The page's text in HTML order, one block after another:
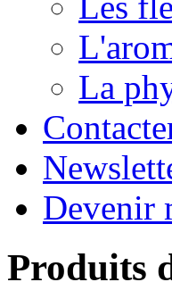
La
Devenir
Produits